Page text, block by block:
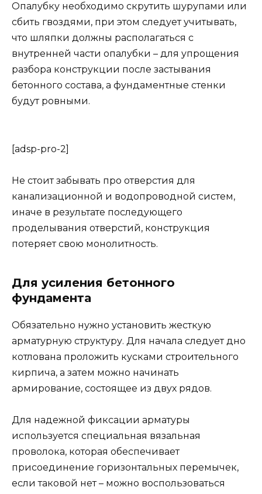
Опалубку необходимо скрутить шурупами или
сбить гвоздями, при этом следует учитывать,
что шляпки должны располагаться с
внутренней части опалубки – для упрощения
разбора конструкции после застывания
бетонного состава, а фундаментные стенки
будут ровными.
[adsp-pro-2]
Не стоит забывать про отверстия для
канализационной и водопроводной систем,
иначе в результате последующего
проделывания отверстий, конструкция
потеряет свою монолитность.
Для усиления бетонного
фундамента
Обязательно нужно установить жесткую
арматурную структуру. Для начала следует дно
котлована проложить кусками строительного
кирпича, а затем можно начинать
армирование, состоящее из двух рядов.
Для надежной фиксации арматуры
используется специальная вязальная
проволока, которая обеспечивает
присоединение горизонтальных перемычек,
если таковой нет – можно воспользоваться